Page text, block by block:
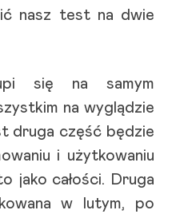
nasz test na dwie
się na samym
na wyglądzie
druga część będzie
i użytkowaniu
jako całości. Druga
w lutym, po